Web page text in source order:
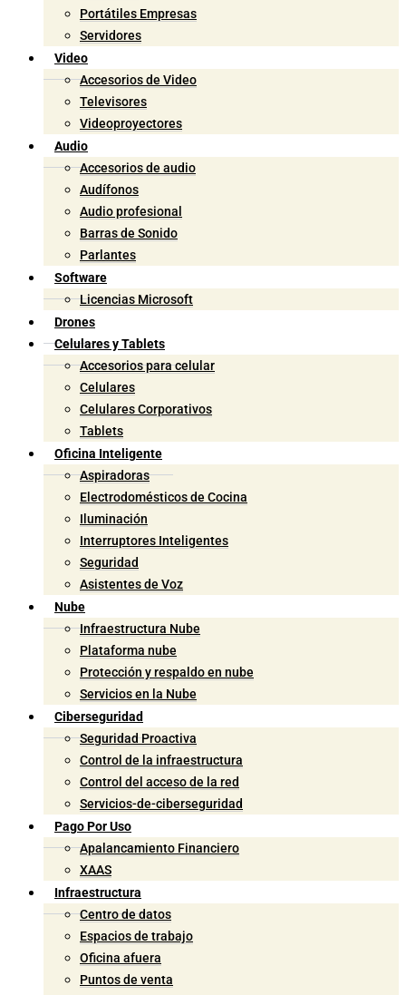
Portátiles Empresas
Servidores
Video
Accesorios de Video
Televisores
Videoproyectores
Audio
Accesorios de audio
Audífonos
Audio profesional
Barras de Sonido
Parlantes
Software
Licencias Microsoft
Drones
Celulares y Tablets
Accesorios para celular
Celulares
Celulares Corporativos
Tablets
Oficina Inteligente
Aspiradoras
Electrodomésticos de Cocina
Iluminación
Interruptores Inteligentes
Seguridad
Asistentes de Voz
Nube
Infraestructura Nube
Plataforma nube
Protección y respaldo en nube
Servicios en la Nube
Ciberseguridad
Seguridad Proactiva
Control de la infraestructura
Control del acceso de la red
Servicios-de-ciberseguridad
Pago Por Uso
Apalancamiento Financiero
XAAS
Infraestructura
Centro de datos
Espacios de trabajo
Oficina afuera
Puntos de venta